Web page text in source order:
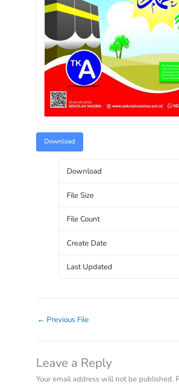
Download
Download
File Size
File Count
Create Date
Last Updated
← Previous File
Leave a Reply
Your email address will not be published.